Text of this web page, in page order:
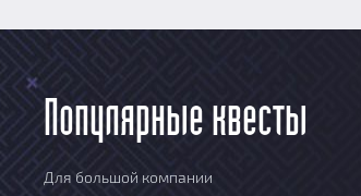
Популярные квесты
Для большой компании